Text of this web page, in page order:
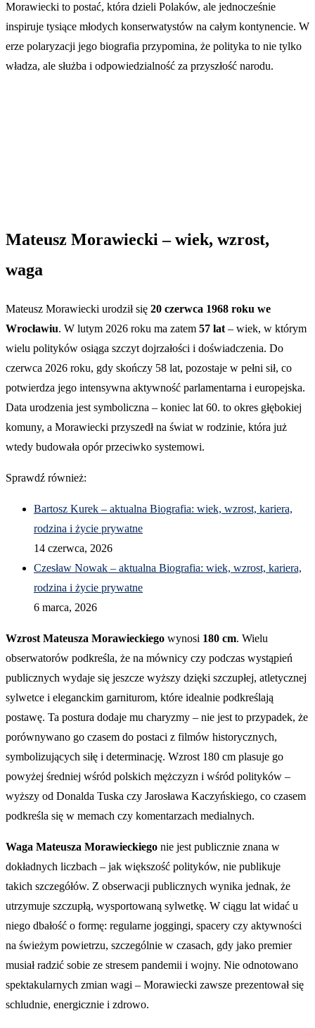
Morawiecki to postać, która dzieli Polaków, ale jednocześnie
inspiruje tysiące młodych konserwatystów na całym kontynencie. W
erze polaryzacji jego biografia przypomina, że polityka to nie tylko
władza, ale służba i odpowiedzialność za przyszłość narodu.
Mateusz Morawiecki – wiek, wzrost,
waga
Mateusz Morawiecki urodził się 20 czerwca 1968 roku we
Wrocławiu. W lutym 2026 roku ma zatem 57 lat – wiek, w którym
wielu polityków osiąga szczyt dojrzałości i doświadczenia. Do
czerwca 2026 roku, gdy skończy 58 lat, pozostaje w pełni sił, co
potwierdza jego intensywna aktywność parlamentarna i europejska.
Data urodzenia jest symboliczna – koniec lat 60. to okres głębokiej
komuny, a Morawiecki przyszedł na świat w rodzinie, która już
wtedy budowała opór przeciwko systemowi.
Sprawdź również:
Bartosz Kurek – aktualna Biografia: wiek, wzrost, kariera,
rodzina i życie prywatne
14 czerwca, 2026
Czesław Nowak – aktualna Biografia: wiek, wzrost, kariera,
rodzina i życie prywatne
6 marca, 2026
Wzrost Mateusza Morawieckiego wynosi 180 cm. Wielu
obserwatorów podkreśla, że na mównicy czy podczas wystąpień
publicznych wydaje się jeszcze wyższy dzięki szczupłej, atletycznej
sylwetce i eleganckim garniturom, które idealnie podkreślają
postawę. Ta postura dodaje mu charyzmy – nie jest to przypadek, że
porównywano go czasem do postaci z filmów historycznych,
symbolizujących siłę i determinację. Wzrost 180 cm plasuje go
powyżej średniej wśród polskich mężczyzn i wśród polityków –
wyższy od Donalda Tuska czy Jarosława Kaczyńskiego, co czasem
podkreśla się w memach czy komentarzach medialnych.
Waga Mateusza Morawieckiego nie jest publicznie znana w
dokładnych liczbach – jak większość polityków, nie publikuje
takich szczegółów. Z obserwacji publicznych wynika jednak, że
utrzymuje szczupłą, wysportowaną sylwetkę. W ciągu lat widać u
niego dbałość o formę: regularne joggingi, spacery czy aktywności
na świeżym powietrzu, szczególnie w czasach, gdy jako premier
musiał radzić sobie ze stresem pandemii i wojny. Nie odnotowano
spektakularnych zmian wagi – Morawiecki zawsze prezentował się
schludnie, energicznie i zdrowo.